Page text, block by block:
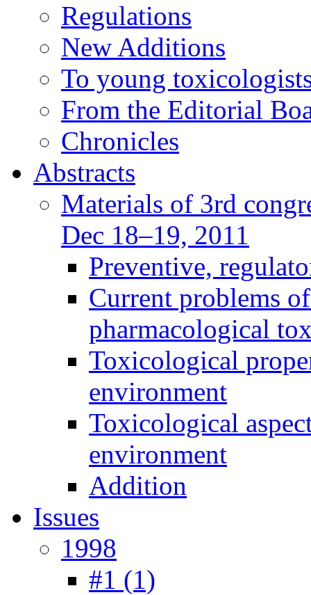
Regulations
New Additions
To young
From the Editorial
Chronicles
Abstracts
Materials of 3rd
Dec 18–19, 2011
Preventive,
Current problems
pharmacological
Toxicological
environment
Toxicological
environment
Addition
Issues
1998
#1 (1)